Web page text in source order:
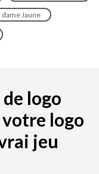
dame Jaune
logo
logo
jeu